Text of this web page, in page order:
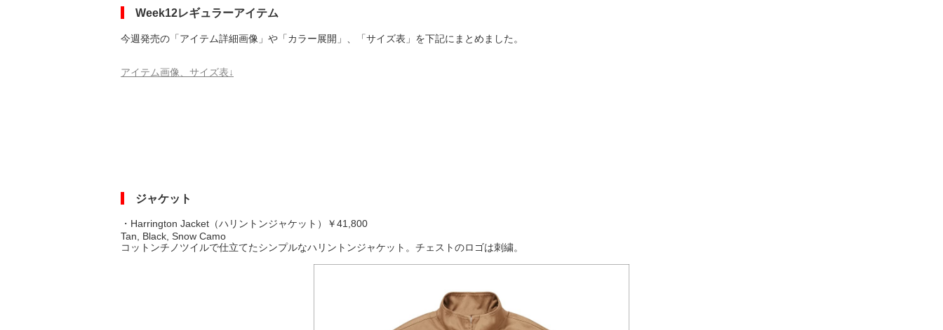
Week12レギュラーアイテム
今週発売の「アイテム詳細画像」や「カラー展開」、「サイズ表」を下記にまとめました。
アイテム画像、サイズ表↓
ジャケット
・Harrington Jacket（ハリントンジャケット）￥41,800
Tan, Black, Snow Camo
コットンチノツイルで仕立てたシンプルなハリントンジャケット。チェストのロゴは刺繍。